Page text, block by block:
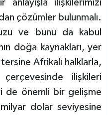
ilişkilerimizi
çözümler bulunmalı.
ve bunu da kabul
doğa kaynakları, yer
Afrikalı halklarla,
ilişkileri
de önemli bir gelişme
dolar seviyesine